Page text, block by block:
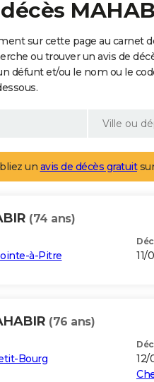
sur cette page au carnet
ou trouver un avis de
défunt et/ou le nom ou le
un avis de décès gratuit
(74 ans)
à-Pitre 11/
(76 ans)
Bourg 12/